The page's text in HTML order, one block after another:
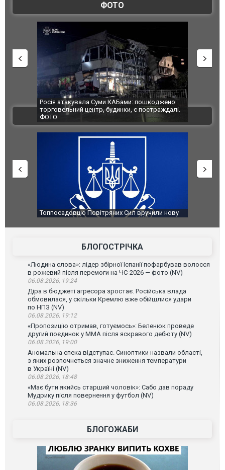
ФОТО
Росія атакувала Суми КАБами: пошкоджено
торговельний центр, будинки, є постраждалі.
ФОТО
Українські
під час
ВІДЕО
Топпосадовцю Повітряних Сил вручили нову
Сили
губернатор
атаку. ВІДЕО
БЛОГОСТРІЧКА
«Людина слова»: лідер збірної Іспанії пофарбував волосся
в рожевий після перемоги на ЧС-2026 — фото (NV)
06.08.2026, 19:24
Діра в бюджеті агресора зростає. Російська влада
обмовилася, у скільки Кремлю вже обійшлися удари
по НПЗ (NV)
06.08.2026, 19:12
«Пропозицію отримав, готуємось»: Беленюк проведе
другий поєдинок у ММА після яскравого дебюту (NV)
06.08.2026, 19:00
Аномальна спека відступає. Синоптики назвали області,
з яких розпочнеться значне зниження температури
в Україні (NV)
06.08.2026, 18:48
«Має бути якийсь старший чоловік»: Сабо дав пораду
Мудрику після повернення у футбол (NV)
06.08.2026, 18:36
БЛОГОЖАБИ